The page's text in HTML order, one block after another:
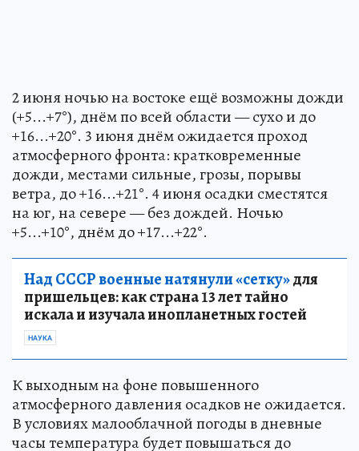
2 июня ночью на востоке ещё возможны дожди
(+5...+7°), днём по всей области — сухо и до
+16...+20°. 3 июня днём ожидается проход
атмосферного фронта: кратковременные
дожди, местами сильные, грозы, порывы
ветра, до +16...+21°. 4 июня осадки сместятся
на юг, на севере — без дождей. Ночью
+5...+10°, днём до +17...+22°.
Над СССР военные натянули «сетку»для
пришельцев: как страна 13 лет тайно
искала и изучала инопланетных гостей
НАУКА
К выходным на фоне повышенного
атмосферного давления осадков не ожидается.
В условиях малооблачной погоды в дневные
часы температура будет повышаться до